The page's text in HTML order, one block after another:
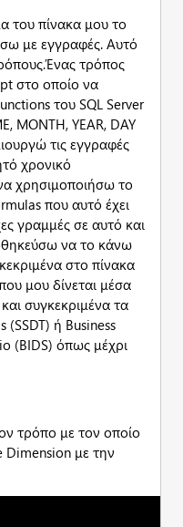
του πίνακα μου το
με εγγραφές. Αυτό
τρόπος
στο οποίο να
του SQL Server
MONTH, YEAR, DAY
τις εγγραφές
χρονικό
χρησιμοποιήσω το
που αυτό έχει
γραμμές σε αυτό και
να το κάνω
στο πίνακα
μου δίνεται μέσα
συγκεκριμένα τα
(SSDT) ή Business
(BIDS) όπως μέχρι
τρόπο με τον οποίο
Dimension με την